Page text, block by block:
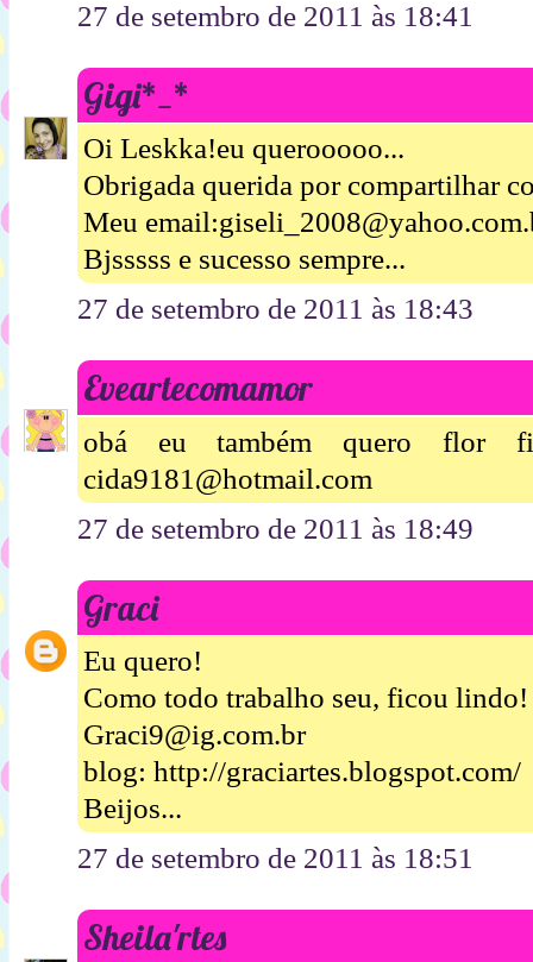
27 de setembro de 2011 às 18:41
Gigi*_*
Oi Leskka!eu querooooo...
Obrigada querida por compartilhar
Meu
Bjsssss e sucesso sempre...
27 de setembro de 2011 às 18:43
Eveartecomamor
obá eu também quero flor
cida9181@hotmail.com
27 de setembro de 2011 às 18:49
Graci
Eu quero!
Como todo trabalho seu, ficou lindo!
Graci9@ig.com.br
blog: http://graciartes.blogspot.com/
Beijos...
27 de setembro de 2011 às 18:51
Sheila'rtes